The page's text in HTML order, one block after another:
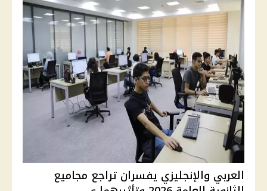
العربي والإنجليزي يفسران تراجع مجاميع